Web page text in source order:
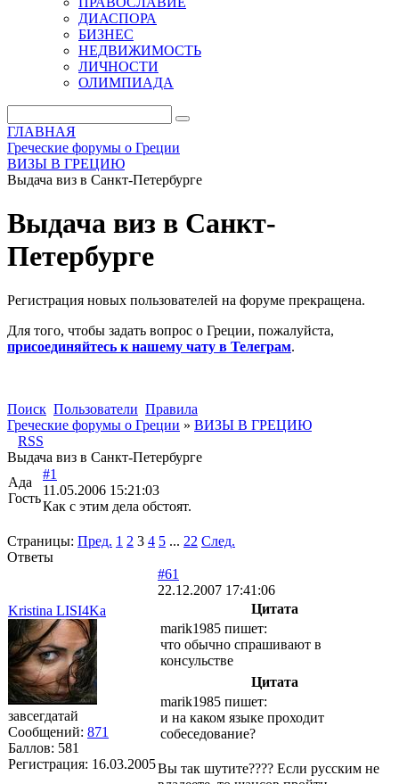
ДИАСПОРА
БИЗНЕС
НЕДВИЖИМОСТЬ
ЛИЧНОСТИ
ОЛИМПИАДА
ГЛАВНАЯ
Греческие форумы о Греции
ВИЗЫ В ГРЕЦИЮ
Выдача виз в Санкт-Петербурге
Выдача виз в Санкт-
Петербурге
Регистрация новых пользователей на форуме прекращена.
Для того, чтобы задать вопрос о Греции, пожалуйста,
присоединяйтесь к нашему чату в Телеграм.
Поиск Пользователи Правила
Греческие форумы о Греции » ВИЗЫ В ГРЕЦИЮ
RSS
Выдача виз в Санкт-Петербурге
Ада
Гость
#1
11.05.2006 15:21:03
Как с этим дела обстоят.
Страницы: Пред. 1 2 3 4 5 ... 22 След.
Ответы
Kristina LISI4Ka
завсегдатай
Сообщений: 871
Баллов: 581
Регистрация: 16.03.2005
#61
22.12.2007 17:41:06
Цитата
marik1985 пишет:
что обычно спрашивают в
консульстве
Цитата
marik1985 пишет:
и на каком языке проходит
собеседование?
Вы так шутите???? Если русским не